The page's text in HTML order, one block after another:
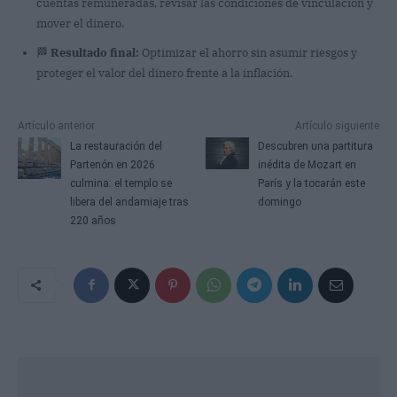
mover el dinero.
🏁 Resultado final: Optimizar el ahorro sin asumir riesgos y
proteger el valor del dinero frente a la inflación.
Artículo anterior
La restauración del
Partenón en 2026
culmina: el templo se
libera del andamiaje tras
220 años
Artículo siguiente
Descubren una partitura
inédita de Mozart en
París y la tocarán este
domingo